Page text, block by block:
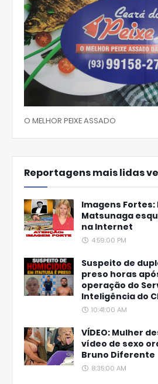
O MELHOR PEIXE ASSADO
Reportagens mais lidas
Imagens Fortes:
Matsunaga
na Internet
4:59:00 PM
Suspeito de
preso horas
operação do
Inteligência do
10:41:00 AM
VÍDEO: Mulher
vídeo de sexo
Bruno Diferente
8:35:00 AM